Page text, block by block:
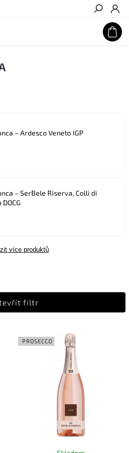
Hledat
– Ardesco Veneto IGP
– SerBele Riserva, Colli di
více produktů
filtr
PROSECCO